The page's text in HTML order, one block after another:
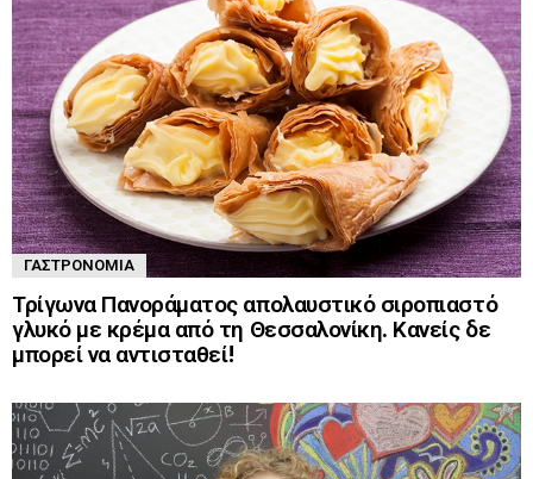
ΓΑΣΤΡΟΝΟΜΊΑ
Τρίγωνα Πανοράματος απολαυστικό σιροπιαστό
γλυκό με κρέμα από τη Θεσσαλονίκη. Κανείς δε
μπορεί να αντισταθεί!